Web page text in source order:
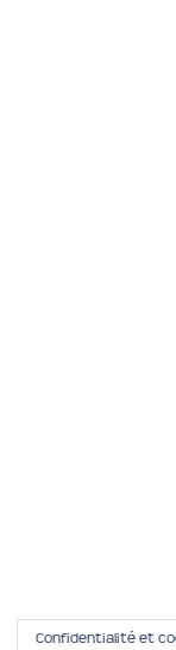
Confidentialité et